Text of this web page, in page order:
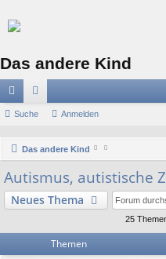
Das andere Kind
ch
llz
ug
riff
or
Suche Anmelden
Das andere Kind
Autismus, autistische
Neues Thema
25
Themen